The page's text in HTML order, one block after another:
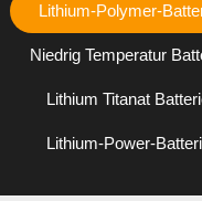
Lithium-Polymer-
Niedrig Temperatur
Lithium Titanat
Lithium-Power-